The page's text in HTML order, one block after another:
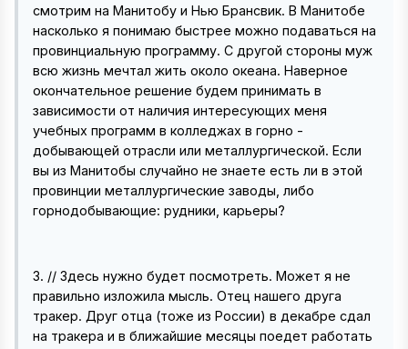
смотрим на Манитобу и Нью Брансвик. В Манитобе
насколько я понимаю быстрее можно подаваться на
провинциальную программу. С другой стороны муж
всю жизнь мечтал жить около океана. Наверное
окончательное решение будем принимать в
зависимости от наличия интересующих меня
учебных программ в колледжах в горно -
добывающей отрасли или металлургической. Если
вы из Манитобы случайно не знаете есть ли в этой
провинции металлургические заводы, либо
горнодобывающие: рудники, карьеры?
3. // Здесь нужно будет посмотреть. Может я не
правильно изложила мысль. Отец нашего друга
тракер. Друг отца (тоже из России) в декабре сдал
на тракера и в ближайшие месяцы поедет работать